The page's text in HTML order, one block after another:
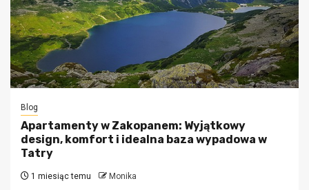
Blog
Apartamenty w Zakopanem: Wyjątkowy
design, komfort i idealna baza wypadowa w
Tatry
1 miesiąc temu Monika